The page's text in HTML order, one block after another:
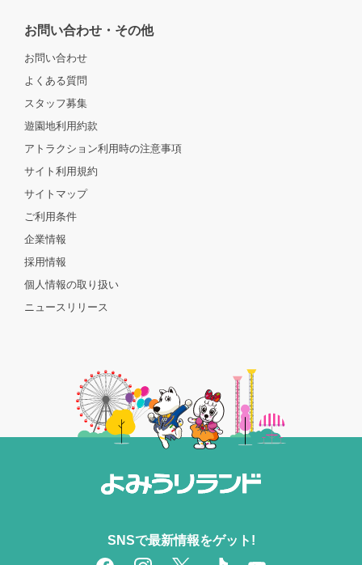
お問い合わせ・その他
お問い合わせ
よくある質問
スタッフ募集
遊園地利用約款
アトラクション利用時の注意事項
サイト利用規約
サイトマップ
ご利用条件
企業情報
採用情報
個人情報の取り扱い
ニュースリリース
SNSで最新情報をゲット!